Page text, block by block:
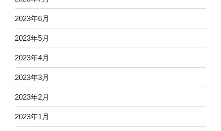
2023年6月
2023年5月
2023年4月
2023年3月
2023年2月
2023年1月